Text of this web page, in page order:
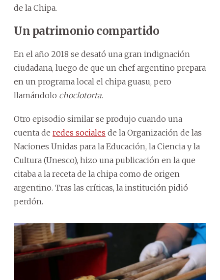
de la Chipa.
Un patrimonio compartido
En el año 2018 se desató una gran indignación
ciudadana, luego de que un chef argentino prepara
en un programa local el chipa guasu, pero
llamándolo choclotorta.
Otro episodio similar se produjo cuando una
cuenta de redes sociales de la Organización de las
Naciones Unidas para la Educación, la Ciencia y la
Cultura (Unesco), hizo una publicación en la que
citaba a la receta de la chipa como de origen
argentino. Tras las críticas, la institución pidió
perdón.